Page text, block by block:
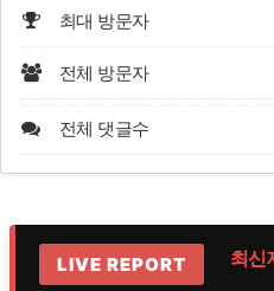
최대 방문자
전체 방문자
전체 댓글수
LIVE REPORT
[실시간 최신제보]